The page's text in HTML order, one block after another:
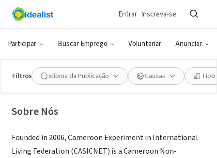
Participar Buscar Emprego Voluntariar Anunciar
Entrar Inscreva-se
Filtros Idioma da Publicação Causas Tipo
ONG (SETOR SOCIAL)
Cameroon Experiment in
International Living Federation
Limbe, SW, Camarões| www.casicnet.org
Sobre Nós
Founded in 2006, Cameroon Experiment in International
Living Federation (CASICNET) is a Cameroon Non-